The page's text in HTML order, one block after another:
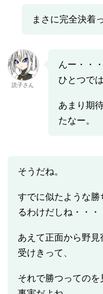
まさに完全決着
読子さん
んー・・
ひとつで
あまり期
たなー。
そうだね。
すでに似たような勝
るわけだしね・・・
あえて正面から野見
受けきって、
それで勝つっての